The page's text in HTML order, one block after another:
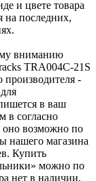
и цвете товара
на последних,
вниманию
TRA004C-21S
производителя -
в ваш
в согласно
возможно по
нашего магазина
Купить
можно по
нет в наличии,